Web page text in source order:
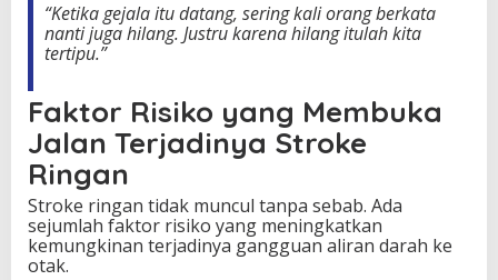
“Ketika gejala itu datang, sering kali orang berkata
nanti juga hilang. Justru karena hilang itulah kita
tertipu.”
Faktor Risiko yang Membuka
Jalan Terjadinya Stroke
Ringan
Stroke ringan tidak muncul tanpa sebab. Ada
sejumlah faktor risiko yang meningkatkan
kemungkinan terjadinya gangguan aliran darah ke
otak.